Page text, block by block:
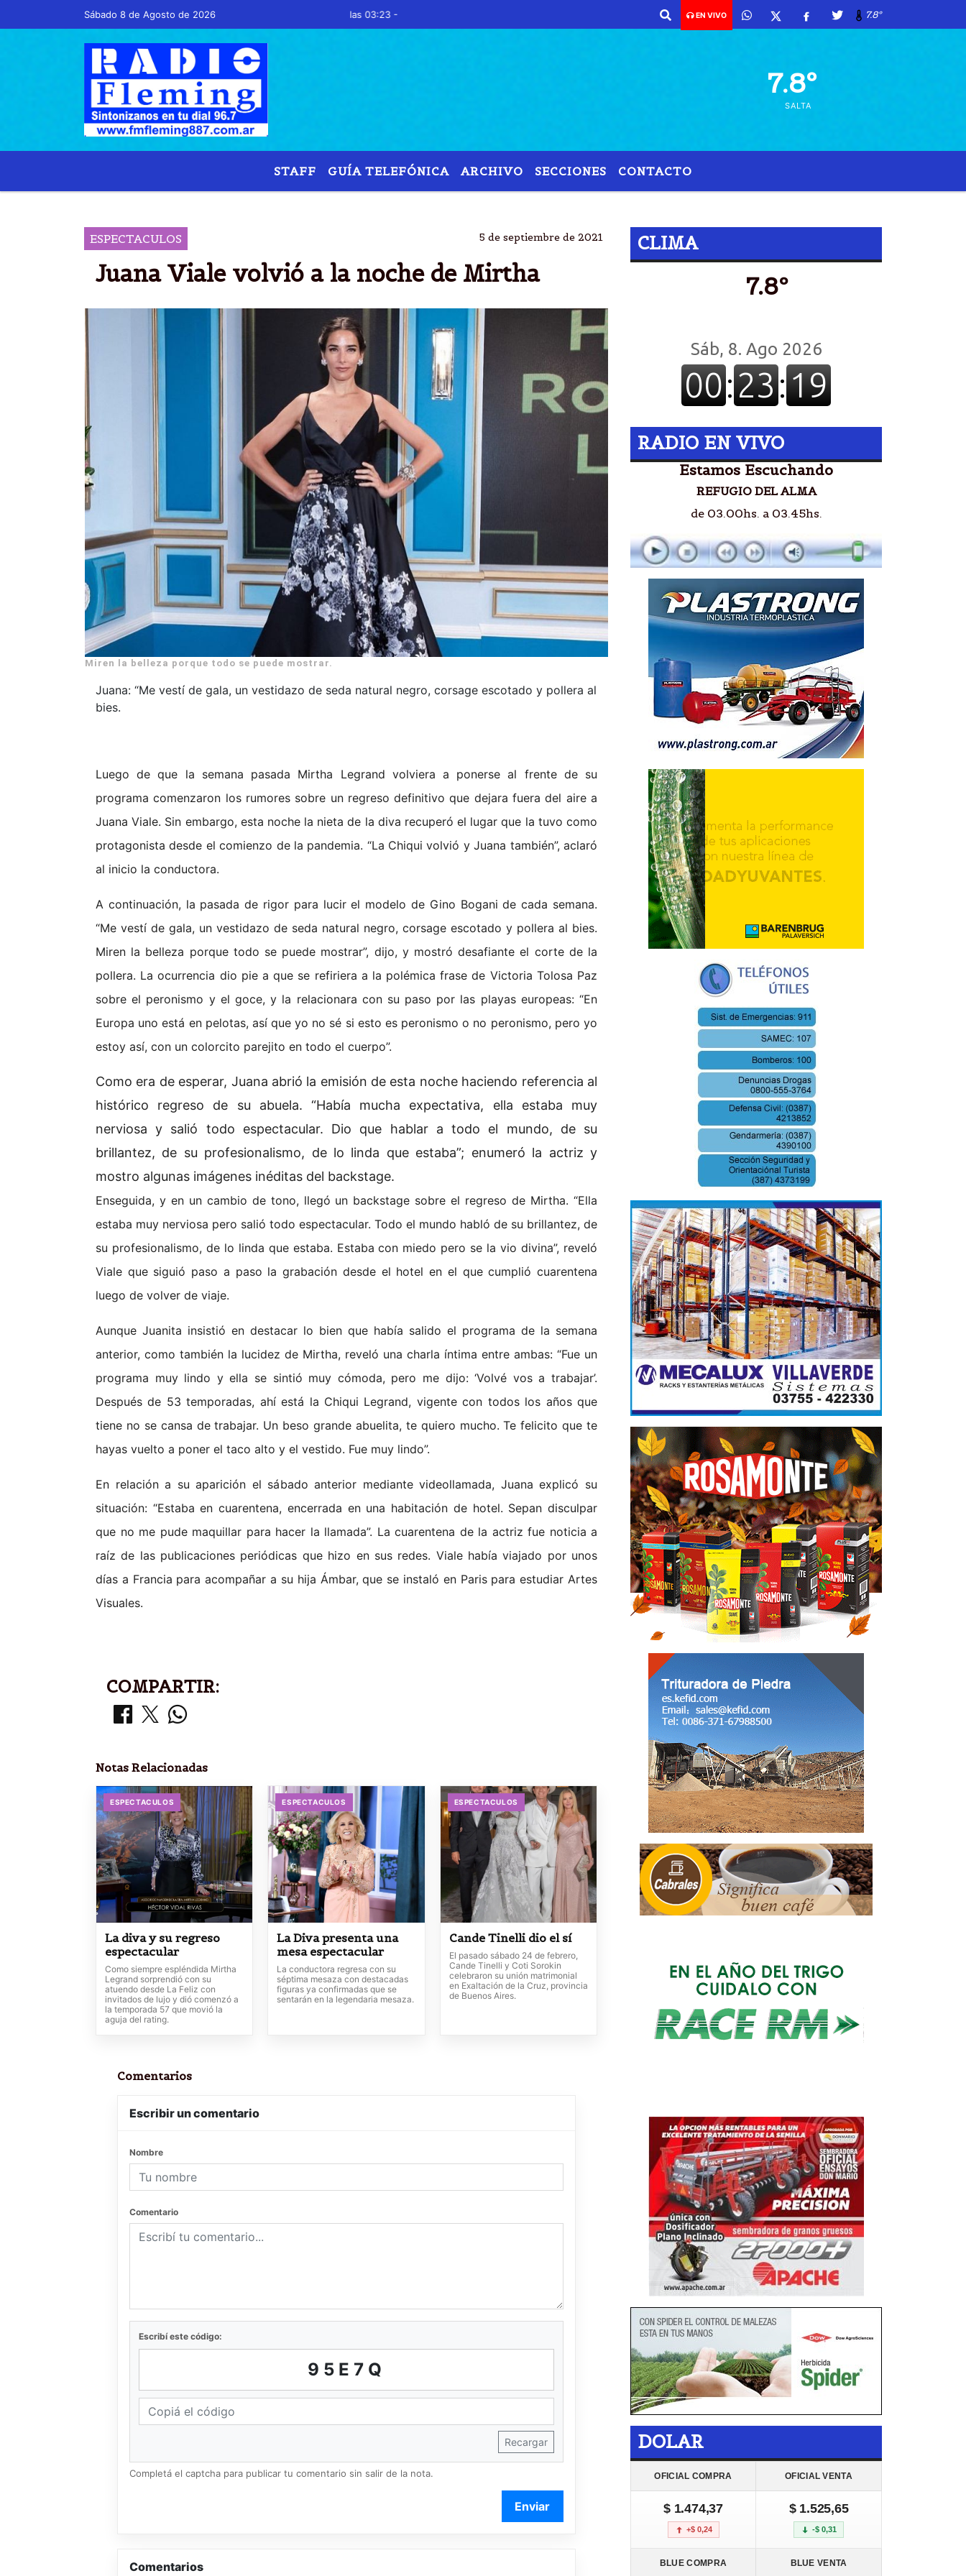
Sábado 8 de Agosto de 2026
Hoy es Sábado 8 de Agosto de 2026 y son las 03:23 - EN VIVO 7.8º
7.8º
SALTA
STAFF GUÍA TELEFÓNICA ARCHIVO SECCIONES CONTACTO
ESPECTACULOS 5 de septiembre de 2021
Juana Viale volvió a la noche de Mirtha
Miren la belleza porque todo se puede mostrar.
Juana: “Me vestí de gala, un vestidazo de seda natural negro, corsage escotado y pollera al
bies.
Luego de que la semana pasada Mirtha Legrand volviera a ponerse al frente de su
programa comenzaron los rumores sobre un regreso definitivo que dejara fuera del aire a
Juana Viale. Sin embargo, esta noche la nieta de la diva recuperó el lugar que la tuvo como
protagonista desde el comienzo de la pandemia. “La Chiqui volvió y Juana también”, aclaró
al inicio la conductora.
A continuación, la pasada de rigor para lucir el modelo de Gino Bogani de cada semana.
“Me vestí de gala, un vestidazo de seda natural negro, corsage escotado y pollera al bies.
Miren la belleza porque todo se puede mostrar”, dijo, y mostró desafiante el corte de la
pollera. La ocurrencia dio pie a que se refiriera a la polémica frase de Victoria Tolosa Paz
sobre el peronismo y el goce, y la relacionara con su paso por las playas europeas: “En
Europa uno está en pelotas, así que yo no sé si esto es peronismo o no peronismo, pero yo
estoy así, con un colorcito parejito en todo el cuerpo”.
Como era de esperar, Juana abrió la emisión de esta noche haciendo referencia al
histórico regreso de su abuela. “Había mucha expectativa, ella estaba muy
nerviosa y salió todo espectacular. Dio que hablar a todo el mundo, de su
brillantez, de su profesionalismo, de lo linda que estaba”; enumeró la actriz y
mostro algunas imágenes inéditas del backstage.
Enseguida, y en un cambio de tono, llegó un backstage sobre el regreso de Mirtha. “Ella
estaba muy nerviosa pero salió todo espectacular. Todo el mundo habló de su brillantez, de
su profesionalismo, de lo linda que estaba. Estaba con miedo pero se la vio divina”, reveló
Viale que siguió paso a paso la grabación desde el hotel en el que cumplió cuarentena
luego de volver de viaje.
Aunque Juanita insistió en destacar lo bien que había salido el programa de la semana
anterior, como también la lucidez de Mirtha, reveló una charla íntima entre ambas: “Fue un
programa muy lindo y ella se sintió muy cómoda, pero me dijo: ‘Volvé vos a trabajar’.
Después de 53 temporadas, ahí está la Chiqui Legrand, vigente con todos los años que
tiene no se cansa de trabajar. Un beso grande abuelita, te quiero mucho. Te felicito que te
hayas vuelto a poner el taco alto y el vestido. Fue muy lindo”.
En relación a su aparición el sábado anterior mediante videollamada, Juana explicó su
situación: “Estaba en cuarentena, encerrada en una habitación de hotel. Sepan disculpar
que no me pude maquillar para hacer la llamada”. La cuarentena de la actriz fue noticia a
raíz de las publicaciones periódicas que hizo en sus redes. Viale había viajado por unos
días a Francia para acompañar a su hija Ámbar, que se instaló en Paris para estudiar Artes
Visuales.
COMPARTIR:
Notas Relacionadas
ESPECTACULOS
La diva y su regreso
espectacular
Como siempre espléndida Mirtha
Legrand sorprendió con su
atuendo desde La Feliz con
invitados de lujo y dió comenzó a
la temporada 57 que movió la
aguja del rating.
ESPECTACULOS
La Diva presenta una
mesa espectacular
La conductora regresa con su
séptima mesaza con destacadas
figuras ya confirmadas que se
sentarán en la legendaria mesaza.
ESPECTACULOS
Cande Tinelli dio el sí
El pasado sábado 24 de febrero,
Cande Tinelli y Coti Sorokin
celebraron su unión matrimonial
en Exaltación de la Cruz, provincia
de Buenos Aires.
Comentarios
Escribir un comentario
Nombre
Comentario
Escribí este código:
95E7Q
Recargar
Completá el captcha para publicar tu comentario sin salir de la nota.
Enviar
Comentarios
CLIMA
7.8º
RADIO EN VIVO
Estamos Escuchando
REFUGIO DEL ALMA
de 03.00hs. a 03.45hs.
DOLAR
OFICIAL COMPRA OFICIAL VENTA
$ 1.474,37
+$ 0,24
$ 1.525,65
-$ 0,31
BLUE COMPRA BLUE VENTA